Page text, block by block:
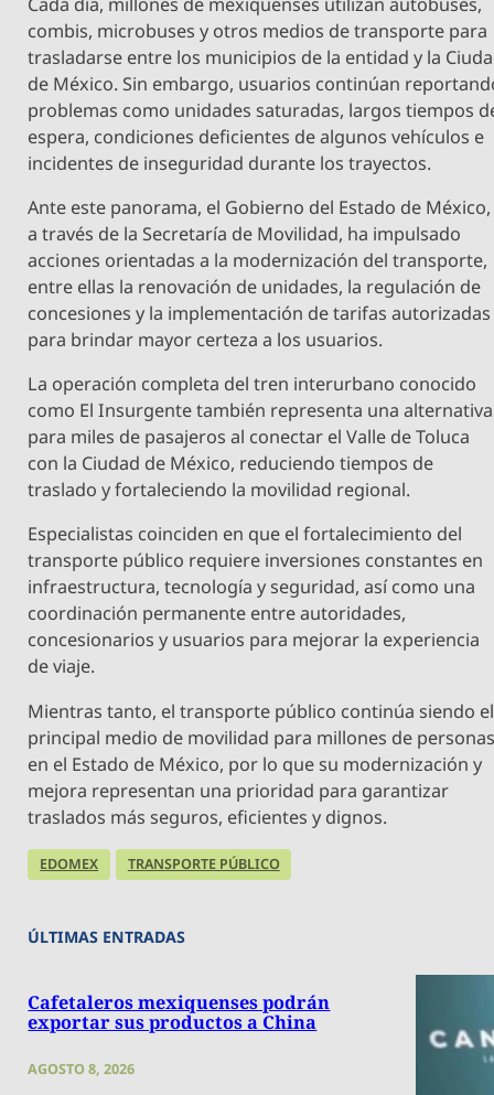
combis, microbuses y otros medios de transporte para
trasladarse entre los municipios de la entidad y la
de México. Sin embargo, usuarios continúan
problemas como unidades saturadas, largos tiempos
espera, condiciones deficientes de algunos vehículos e
incidentes de inseguridad durante los trayectos.
Ante este panorama, el Gobierno del Estado de México,
a través de la Secretaría de Movilidad, ha impulsado
acciones orientadas a la modernización del transporte,
entre ellas la renovación de unidades, la regulación de
concesiones y la implementación de tarifas autorizadas
para brindar mayor certeza a los usuarios.
La operación completa del tren interurbano conocido
como El Insurgente también representa una alternativa
para miles de pasajeros al conectar el Valle de Toluca
con la Ciudad de México, reduciendo tiempos de
traslado y fortaleciendo la movilidad regional.
Especialistas coinciden en que el fortalecimiento del
transporte público requiere inversiones constantes en
infraestructura, tecnología y seguridad, así como una
coordinación permanente entre autoridades,
concesionarios y usuarios para mejorar la experiencia
de viaje.
Mientras tanto, el transporte público continúa siendo el
principal medio de movilidad para millones de
en el Estado de México, por lo que su modernización y
mejora representan una prioridad para garantizar
traslados más seguros, eficientes y dignos.
EDOMEX TRANSPORTE PÚBLICO
ÚLTIMAS ENTRADAS
Cafetaleros mexiquenses podrán
exportar sus productos a China
AGOSTO 8, 2026